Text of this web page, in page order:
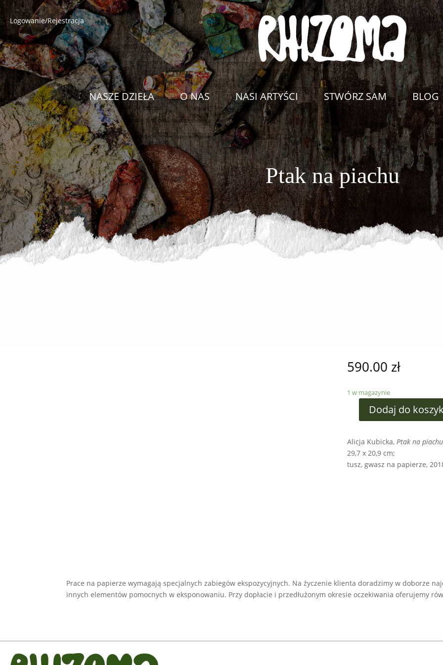
Logowanie/Rejestracja
NASZE DZIEŁA O NAS NASI ARTYŚCI STWÓRZ SAM BLOG
Ptak na piachu
590.00 zł
1 w magazynie
Dodaj do
Alicja Kubicka, Ptak na piachu
29,7 x 20,9 cm;
tusz, gwasz na papierze,
Prace na papierze wymagają specjalnych zabiegów ekspozycyjnych. Na życzenie klienta doradzimy w doborze
innych elementów pomocnych w eksponowaniu. Przy dopłacie i przedłużonym okresie oczekiwania oferujemy